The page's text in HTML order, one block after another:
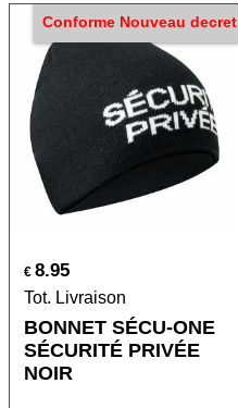
Conforme Nouveau decret
€ 8.95
Tot. Livraison
BONNET SÉCU-ONE
SÉCURITÉ PRIVÉE
NOIR